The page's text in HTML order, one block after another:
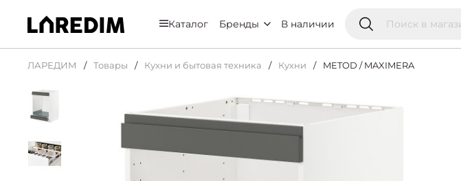
Каталог Бренды В наличии
ЛАРЕДИМ Товары Кухни и бытовая техника Кухни METOD / MAXIMERA